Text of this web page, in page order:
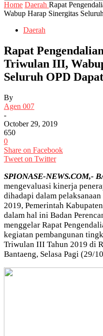
Home Daerah Rapat
Wabup Harap Sinergitas
Daerah
Rapat
Triwulan III,
Seluruh OPD
By
Agen 007
-
October 29, 2019
650
0
Share on Facebook
Tweet on Twitter
SPIONASE-NEWS.COM,-
mengevaluasi kinerja
dihadapi dalam
2019, Pemerintah
dalam hal ini Badan
menggelar Rapat
kegiatan pembangunan
Triwulan III Tahun 2019 di
Bantaeng, Selasa Pagi (29/